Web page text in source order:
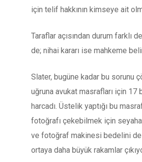
için telif hakkının kimseye ait
Taraflar açısından durum farklı
de; nihai kararı ise mahkeme
Slater, bugüne kadar bu sorunu
uğruna avukat masrafları için 17
harcadı. Üstelik yaptığı bu
fotoğrafı çekebilmek için
ve fotoğraf makinesi bedelini de
ortaya daha büyük rakamlar